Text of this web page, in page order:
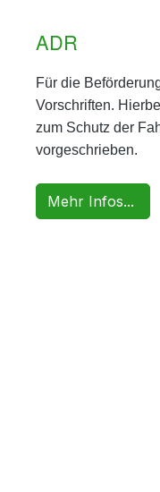
ADR
Für die
Vorschriften.
zum Schutz der
vorgeschrieben.
Mehr Infos...